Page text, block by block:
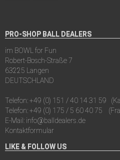
PRO-SHOP BALL DEALERS
im BOWL for Fun
Robert-Bosch-Straße 7
63225 Langen
DEUTSCHLAND
Telefon:+49 (0) 151 / 40 14 31 59
Telefon:+49 (0) 175 / 5 60 40 75
E-Mail: info@balldealers.de
Kontaktformular
LIKE & FOLLOW US